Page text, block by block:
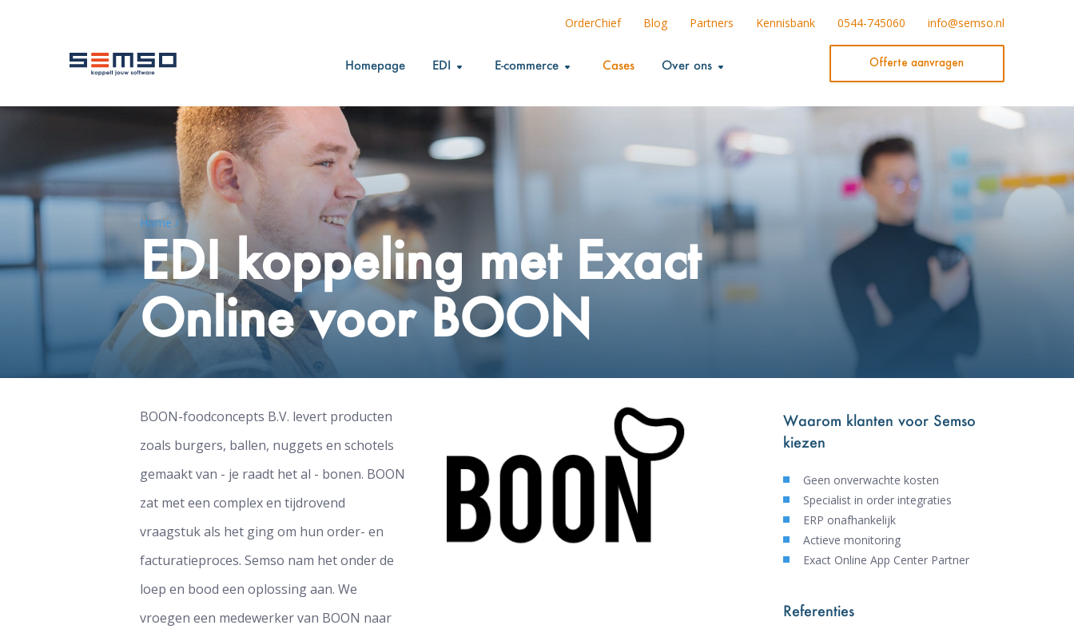
OrderChief Blog Partners Kennisbank 0544-745060 info@semso.nl
Homepage EDI E-commerce Cases Over ons Offerte aanvragen
Home /
EDI koppeling met Exact
Online voor BOON
BOON-foodconcepts B.V. levert producten
zoals burgers, ballen, nuggets en schotels
gemaakt van - je raadt het al - bonen. BOON
zat met een complex en tijdrovend
vraagstuk als het ging om hun order- en
facturatieproces. Semso nam het onder de
loep en bood een oplossing aan. We
vroegen een medewerker van BOON naar
Waarom klanten voor Semso
kiezen
Geen onverwachte kosten
Specialist in order integraties
ERP onafhankelijk
Actieve monitoring
Exact Online App Center Partner
Referenties